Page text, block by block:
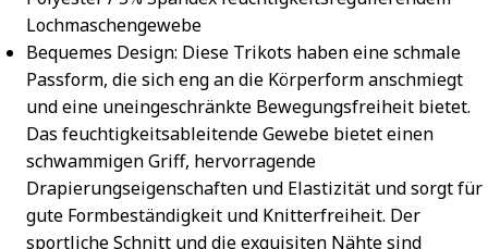
Lochmaschengewebe
Bequemes Design: Diese Trikots haben eine schmale
Passform, die sich eng an die Körperform anschmiegt
und eine uneingeschränkte Bewegungsfreiheit bietet.
Das feuchtigkeitsableitende Gewebe bietet einen
schwammigen Griff, hervorragende
Drapierungseigenschaften und Elastizität und sorgt für
gute Formbeständigkeit und Knitterfreiheit. Der
sportliche Schnitt und die exquisiten Nähte sind